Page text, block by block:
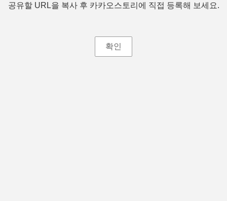
공유할 URL을 복사 후 카카오스토리에 직접 등록해 보세요.
확인